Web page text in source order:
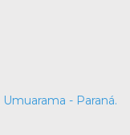
- Paraná.